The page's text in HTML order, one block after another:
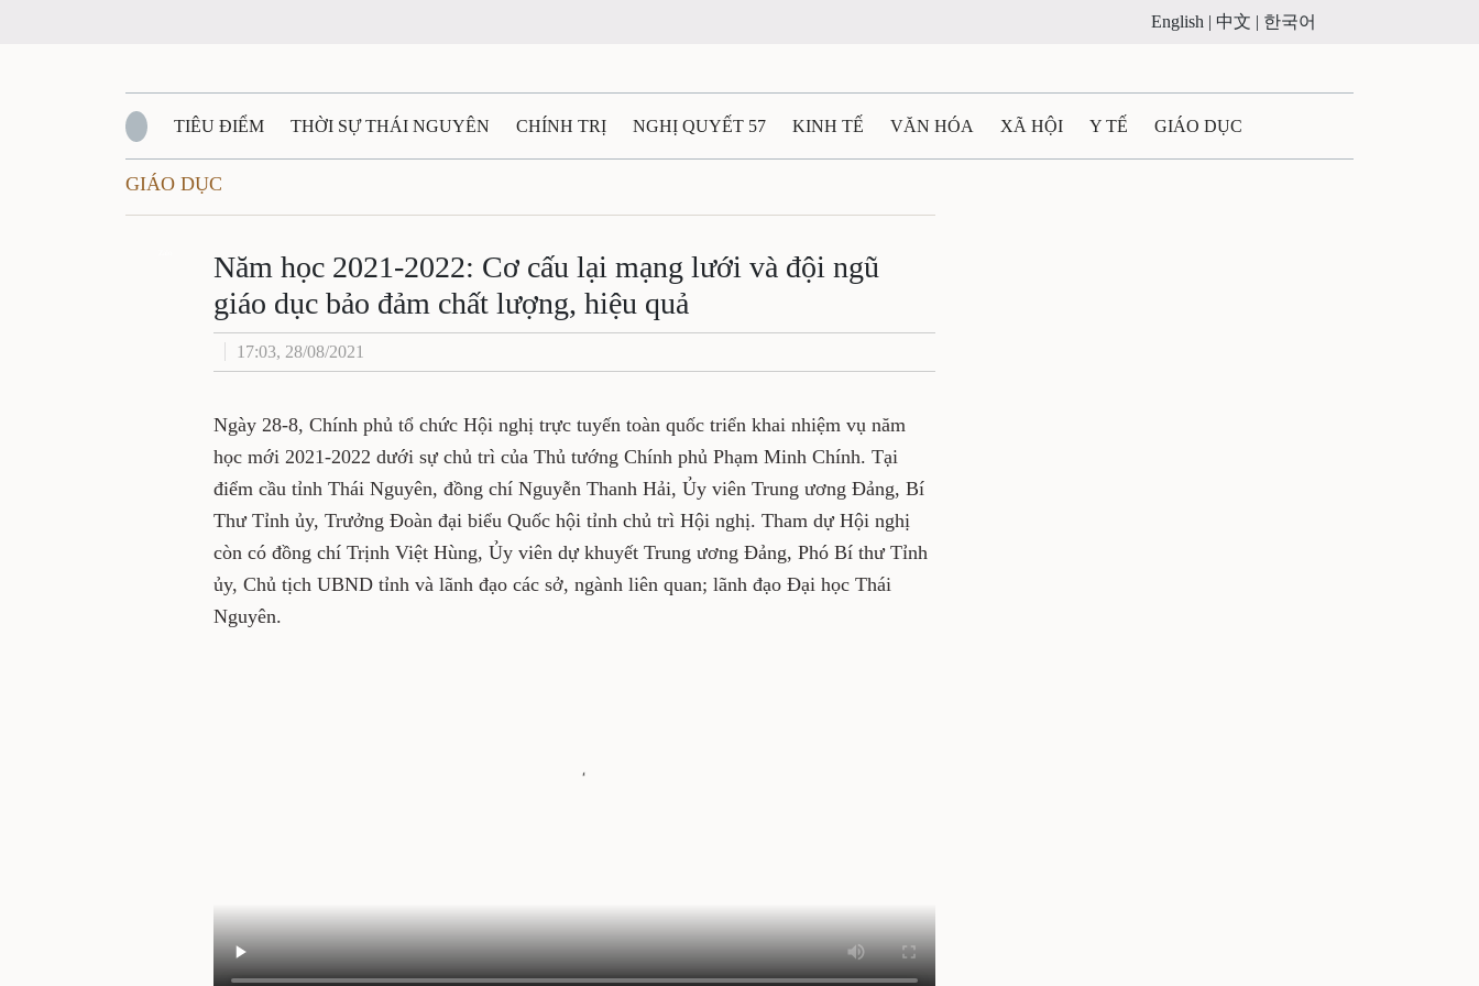
English | 中文 | 한국어
TIÊU ĐIỂM THỜI SỰ THÁI NGUYÊN CHÍNH TRỊ NGHỊ QUYẾT 57 KINH TẾ VĂN HÓA XÃ HỘI Y TẾ GIÁO DỤC
QUỐC PHÒNG - AN NINH
QUÊ HƯƠNG - ĐẤT NƯỚC QUỐC TẾ TÀI NGUYÊN - MÔI TRƯỜNG THỂ THAO THÔNG TIN - QUẢNG CÁO
VĂN BẢN, CHÍNH SÁCH MỚI VĂN NGHỆ THÁI NGUYÊN VIDEO
GIÁO DỤC
Năm học 2021-2022: Cơ cấu lại mạng lưới và đội ngũ
giáo dục bảo đảm chất lượng, hiệu quả
17:03, 28/08/2021
Ngày 28-8, Chính phủ tổ chức Hội nghị trực tuyến toàn quốc triển khai nhiệm vụ năm
học mới 2021-2022 dưới sự chủ trì của Thủ tướng Chính phủ Phạm Minh Chính. Tại
điểm cầu tỉnh Thái Nguyên, đồng chí Nguyễn Thanh Hải, Ủy viên Trung ương Đảng, Bí
Thư Tỉnh ủy, Trưởng Đoàn đại biểu Quốc hội tỉnh chủ trì Hội nghị. Tham dự Hội nghị
còn có đồng chí Trịnh Việt Hùng, Ủy viên dự khuyết Trung ương Đảng, Phó Bí thư Tỉnh
ủy, Chủ tịch UBND tỉnh và lãnh đạo các sở, ngành liên quan; lãnh đạo Đại học Thái
Nguyên.